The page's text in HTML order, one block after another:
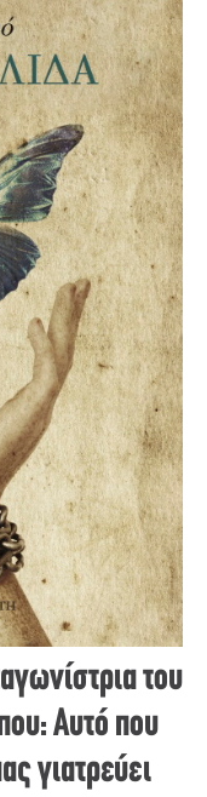
του
Αυτό που
γιατρεύει